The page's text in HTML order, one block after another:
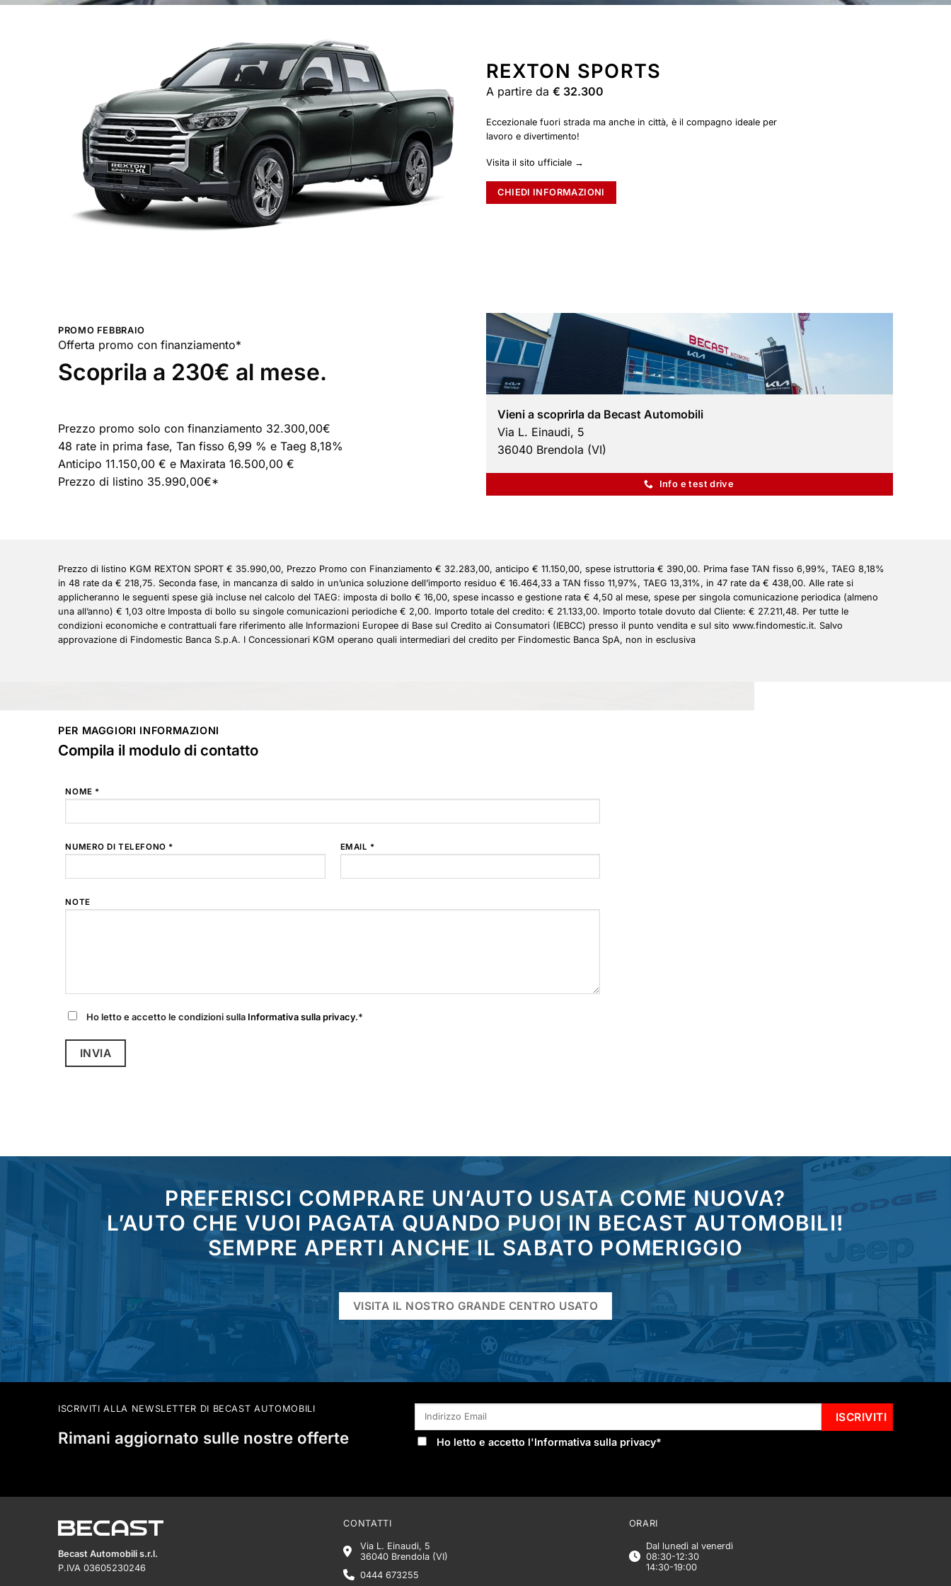
REXTON SPORTS
A partire da € 32.300
Eccezionale fuori strada ma anche in città, è il compagno ideale per
lavoro e divertimento!
Visita il sito ufficiale →
CHIEDI INFORMAZIONI
PROMO FEBBRAIO
Offerta promo con finanziamento*
Scoprila a 230€ al mese.
Prezzo promo solo con finanziamento 32.300,00€
48 rate in prima fase, Tan fisso 6,99 % e Taeg 8,18%
Anticipo 11.150,00 € e Maxirata 16.500,00 €
Prezzo di listino 35.990,00€*
Vieni a scoprirla da Becast Automobili
Via L. Einaudi, 5
36040 Brendola (VI)
Info e test drive
Prezzo di listino KGM REXTON SPORT € 35.990,00, Prezzo Promo con Finanziamento € 32.283,00, anticipo € 11.150,00, spese istruttoria € 390,00. Prima fase TAN fisso 6,99%, TAEG 8,18%
in 48 rate da € 218,75. Seconda fase, in mancanza di saldo in un’unica soluzione dell’importo residuo € 16.464,33 a TAN fisso 11,97%, TAEG 13,31%, in 47 rate da € 438,00. Alle rate si
applicheranno le seguenti spese già incluse nel calcolo del TAEG: imposta di bollo € 16,00, spese incasso e gestione rata € 4,50 al mese, spese per singola comunicazione periodica (almeno
una all’anno) € 1,03 oltre Imposta di bollo su singole comunicazioni periodiche € 2,00. Importo totale del credito: € 21.133,00. Importo totale dovuto dal Cliente: € 27.211,48. Per tutte le
condizioni economiche e contrattuali fare riferimento alle Informazioni Europee di Base sul Credito ai Consumatori (IEBCC) presso il punto vendita e sul sito www.findomestic.it. Salvo
approvazione di Findomestic Banca S.p.A. I Concessionari KGM operano quali intermediari del credito per Findomestic Banca SpA, non in esclusiva
PER MAGGIORI INFORMAZIONI
Compila il modulo di contatto
NOME *
NUMERO DI TELEFONO * EMAIL *
NOTE
Ho letto e accetto le condizioni sulla Informativa sulla privacy.*
PREFERISCI COMPRARE UN’AUTO USATA COME NUOVA?
L’AUTO CHE VUOI PAGATA QUANDO PUOI IN BECAST AUTOMOBILI!
SEMPRE APERTI ANCHE IL SABATO POMERIGGIO
VISITA IL NOSTRO GRANDE CENTRO USATO
ISCRIVITI ALLA NEWSLETTER DI BECAST AUTOMOBILI
Rimani aggiornato sulle nostre offerte Ho letto e accetto l'Informativa sulla privacy*
Becast Automobili s.r.l.
P.IVA 03605230246
CONTATTI
Via L. Einaudi, 5
36040 Brendola (VI)
0444 673255
ORARI
Dal lunedì al venerdì
08:30-12:30
14:30-19:00